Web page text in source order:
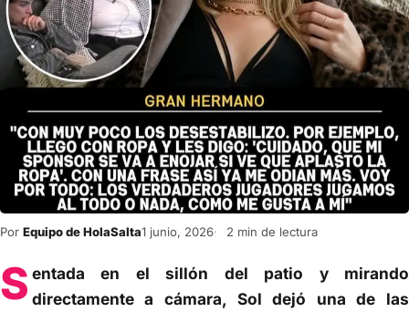
Por Equipo de HolaSalta1 junio, 2026 2 min de lectura
S entada en el sillón del patio y mirando
directamente a cámara, Sol dejó una de las